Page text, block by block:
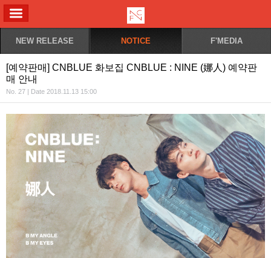
NEW RELEASE NOTICE F'MEDIA
[예약판매] CNBLUE 화보집 CNBLUE : NINE (娜人) 예약판
매 안내
No. 27 | Date 2018.11.13 15:00